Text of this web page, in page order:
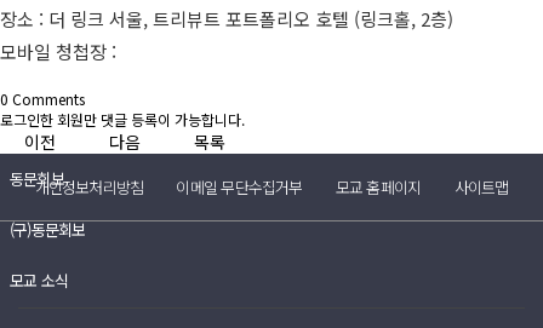
경조사
영상 갤러리
동문회보
(구)동문회보
모교 소식
장소 : 더 링크 서울, 트리뷰트 포트폴리오 호텔 (링크홀, 2층)
모바일 청첩장 :
0 Comments
로그인한 회원만 댓글 등록이 가능합니다.
이전 다음 목록
개인정보처리방침 이메일 무단수집거부 모교 홈페이지 사이트맵